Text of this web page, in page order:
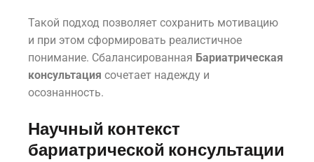
Такой подход позволяет сохранить мотивацию
и при этом сформировать реалистичное
понимание. Сбалансированная Бариатрическая
консультация сочетает надежду и
осознанность.
Научный контекст
бариатрической консультации